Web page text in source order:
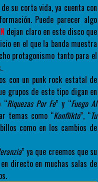
su corta vida, ya cuenta con
Puede parecer algo
dejan claro en este disco que
en el que la banda muestra
protagonismo tanto para el
con un punk rock estatal de
grupos de este tipo digan en
“Riquezas Por Fe” y “Fuego Al
temas como “Konflikto”, “Tu
como en los cambios de
” ya que creemos que su
directo en muchas salas de